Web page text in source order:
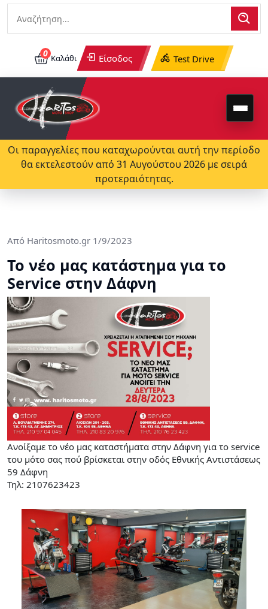
0 Καλάθι Είσοδος Test Drive
Οι παραγγελίες που καταχωρούνται αυτή την περίοδο
θα εκτελεστούν από 31 Αυγούστου 2026 με σειρά
προτεραιότητας.
Από Haritosmoto.gr 1/9/2023
Το νέο μας κατάστημα για το
Service στην Δάφνη
Ανοίξαμε το νέο μας καταστήματα στην Δάφνη για το service
του μότο σας πού βρίσκεται στην οδός Εθνικής Αντιστάσεως
59 Δάφνη
Τηλ: 2107623423